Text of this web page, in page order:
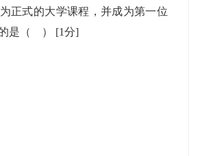
正式的大学课程，并成为第一位
是（ ） [1分]